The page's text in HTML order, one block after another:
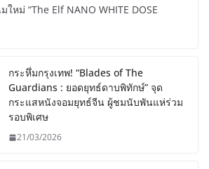
หม่ “The Elf NANO WHITE DOSE
กระหึ่มกรุงเทพ! “Blades of The
Guardians : ยอดยุทธ์ดาบพิทักษ์” จุด
กระแสหนังจอมยุทธ์จีน ผู้ชมนับพันแห่ร่วม
รอบพิเศษ
21/03/2026